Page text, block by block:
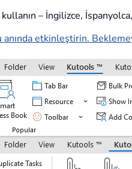
– İngilizce,
etkinleştirin.